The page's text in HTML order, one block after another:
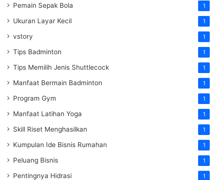
Pemain Sepak Bola 1
Ukuran Layar Kecil 1
vstory 1
Tips Badminton 1
Tips Memilih Jenis Shuttlecock 1
Manfaat Bermain Badminton 1
Program Gym 1
Manfaat Latihan Yoga 1
Skill Riset Menghasilkan 1
Kumpulan Ide Bisnis Rumahan 1
Peluang Bisnis 1
Pentingnya Hidrasi 1